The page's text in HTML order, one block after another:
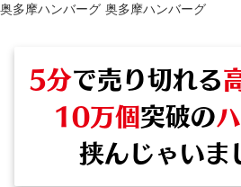
奥多摩ハンバーグ 奥多摩ハンバーグ
5分で売り切れる
10万個突破の
挟んじゃいま